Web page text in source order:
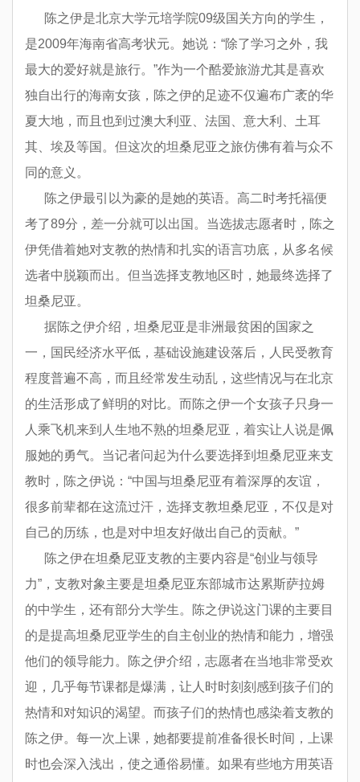
陈之伊是北京大学元培学院09级国关方向的学生，
是2009年海南省高考状元。她说：“除了学习之外，我
最大的爱好就是旅行。”作为一个酷爱旅游尤其是喜欢
独自出行的海南女孩，陈之伊的足迹不仅遍布广袤的华
夏大地，而且也到过澳大利亚、法国、意大利、土耳
其、埃及等国。但这次的坦桑尼亚之旅仿佛有着与众不
同的意义。
陈之伊最引以为豪的是她的英语。高二时考托福便
考了89分，差一分就可以出国。当选拔志愿者时，陈之
伊凭借着她对支教的热情和扎实的语言功底，从多名候
选者中脱颖而出。但当选择支教地区时，她最终选择了
坦桑尼亚。
据陈之伊介绍，坦桑尼亚是非洲最贫困的国家之
一，国民经济水平低，基础设施建设落后，人民受教育
程度普遍不高，而且经常发生动乱，这些情况与在北京
的生活形成了鲜明的对比。而陈之伊一个女孩子只身一
人乘飞机来到人生地不熟的坦桑尼亚，着实让人说是佩
服她的勇气。当记者问起为什么要选择到坦桑尼亚来支
教时，陈之伊说：“中国与坦桑尼亚有着深厚的友谊，
很多前辈都在这流过汗，选择支教坦桑尼亚，不仅是对
自己的历练，也是对中坦友好做出自己的贡献。”
陈之伊在坦桑尼亚支教的主要内容是“创业与领导
力”，支教对象主要是坦桑尼亚东部城市达累斯萨拉姆
的中学生，还有部分大学生。陈之伊说这门课的主要目
的是提高坦桑尼亚学生的自主创业的热情和能力，增强
他们的领导能力。陈之伊介绍，志愿者在当地非常受欢
迎，几乎每节课都是爆满，让人时时刻刻感到孩子们的
热情和对知识的渴望。而孩子们的热情也感染着支教的
陈之伊。每一次上课，她都要提前准备很长时间，上课
时也会深入浅出，使之通俗易懂。如果有些地方用英语